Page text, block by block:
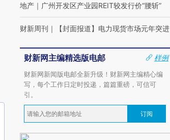
地产 ｜ 广州开发区产业园REIT较发行价“腰斩”
财新周刊 ｜ 【封面报道】电力现货市场元年突进
财新网主编精选版电邮
样例
财新网新闻版电邮全新升级！财新网主编精心编
写，每个工作日定时投递，篇篇重磅，可信可
引。
订阅